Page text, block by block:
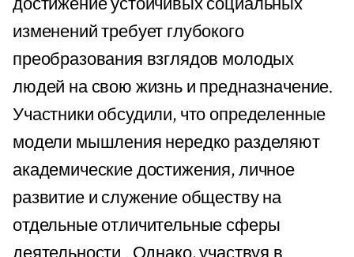
изменений требует глубокого
преобразования взглядов молодых
людей на свою жизнь и предназначение.
Участники обсудили, что определенные
модели мышления нередко разделяют
академические достижения, личное
развитие и служение обществу на
отдельные отличительные сферы